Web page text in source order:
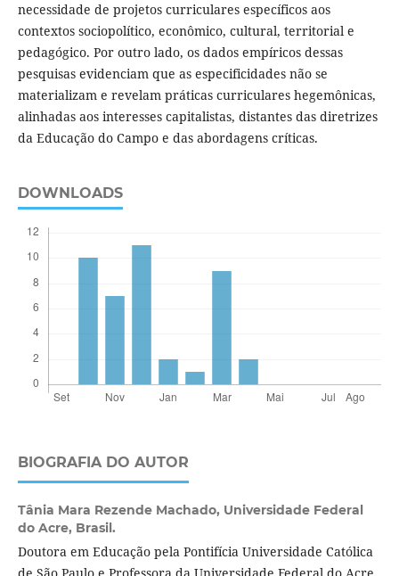
necessidade de projetos curriculares específicos aos
contextos sociopolítico, econômico, cultural, territorial e
pedagógico. Por outro lado, os dados empíricos dessas
pesquisas evidenciam que as especificidades não se
materializam e revelam práticas curriculares hegemônicas,
alinhadas aos interesses capitalistas, distantes das diretrizes
da Educação do Campo e das abordagens críticas.
DOWNLOADS
BIOGRAFIA DO AUTOR
Tânia Mara Rezende Machado, Universidade Federal
do Acre, Brasil.
Doutora em Educação pela Pontifícia Universidade Católica